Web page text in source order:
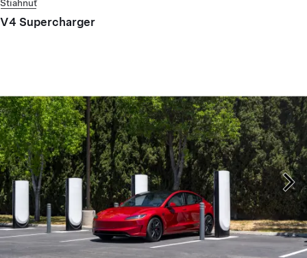
Stiahnuť
V4 Supercharger